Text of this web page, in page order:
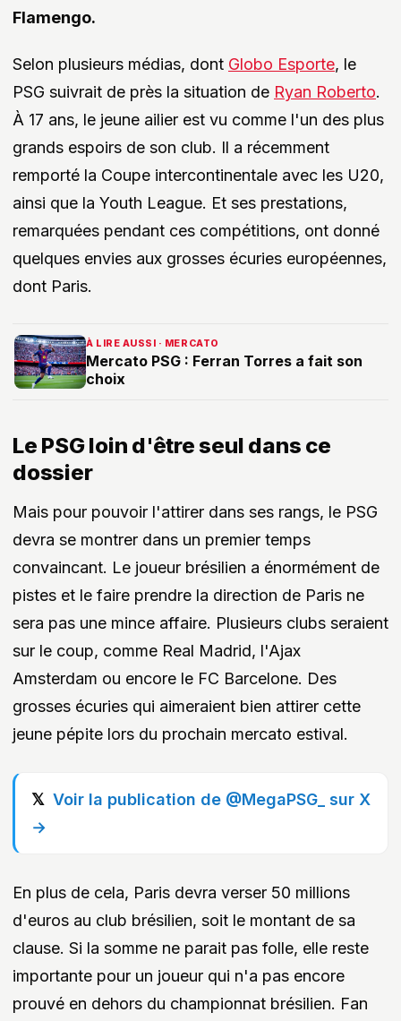
Flamengo.
Selon plusieurs médias, dont Globo Esporte, le
PSG suivrait de près la situation de Ryan Roberto.
À 17 ans, le jeune ailier est vu comme l'un des plus
grands espoirs de son club. Il a récemment
remporté la Coupe intercontinentale avec les U20,
ainsi que la Youth League. Et ses prestations,
remarquées pendant ces compétitions, ont donné
quelques envies aux grosses écuries européennes,
dont Paris.
À LIRE AUSSI · MERCATO
Mercato PSG : Ferran Torres a fait son
choix
Le PSG loin d'être seul dans ce
dossier
Mais pour pouvoir l'attirer dans ses rangs, le PSG
devra se montrer dans un premier temps
convaincant. Le joueur brésilien a énormément de
pistes et le faire prendre la direction de Paris ne
sera pas une mince affaire. Plusieurs clubs seraient
sur le coup, comme Real Madrid, l'Ajax
Amsterdam ou encore le FC Barcelone. Des
grosses écuries qui aimeraient bien attirer cette
jeune pépite lors du prochain mercato estival.
Voir la publication de @MegaPSG_ sur X
→
En plus de cela, Paris devra verser 50 millions
d'euros au club brésilien, soit le montant de sa
clause. Si la somme ne parait pas folle, elle reste
importante pour un joueur qui n'a pas encore
prouvé en dehors du championnat brésilien. Fan